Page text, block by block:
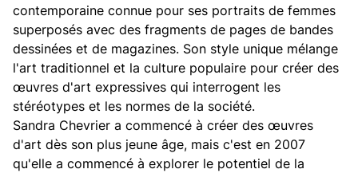
contemporaine connue pour ses portraits de femmes
superposés avec des fragments de pages de bandes
dessinées et de magazines. Son style unique mélange
l'art traditionnel et la culture populaire pour créer des
œuvres d'art expressives qui interrogent les
stéréotypes et les normes de la société.
Sandra Chevrier a commencé à créer des œuvres
d'art dès son plus jeune âge, mais c'est en 2007
qu'elle a commencé à explorer le potentiel de la